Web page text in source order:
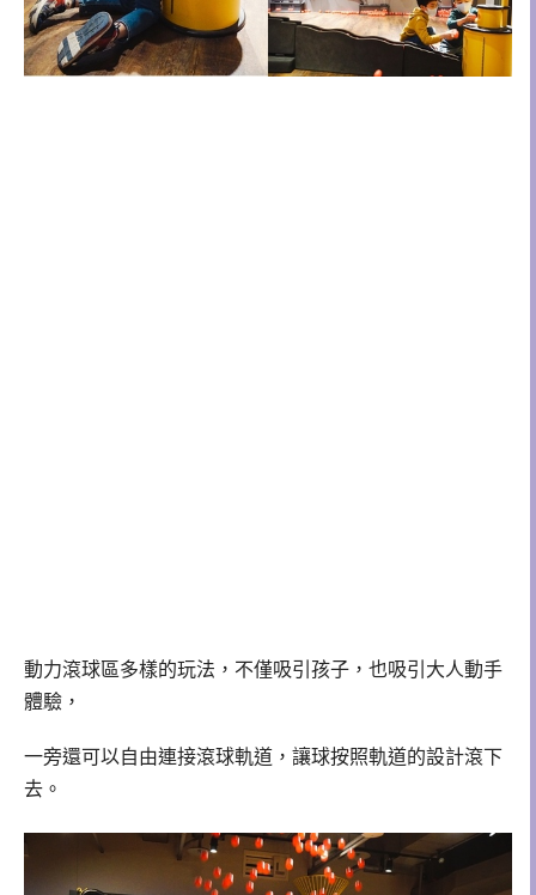
動力滾球區多樣的玩法，不僅吸引孩子，也吸引大人動手
體驗，
一旁還可以自由連接滾球軌道，讓球按照軌道的設計滾下
去。